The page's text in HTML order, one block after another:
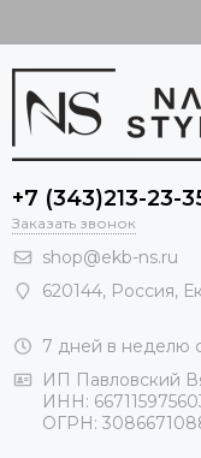
+7 (343)213-23-
Заказать звонок
shop@ekb-ns.ru
620144, Россия,
7 дней в неделю
ИП Павловский
ИНН:
ОГРН: